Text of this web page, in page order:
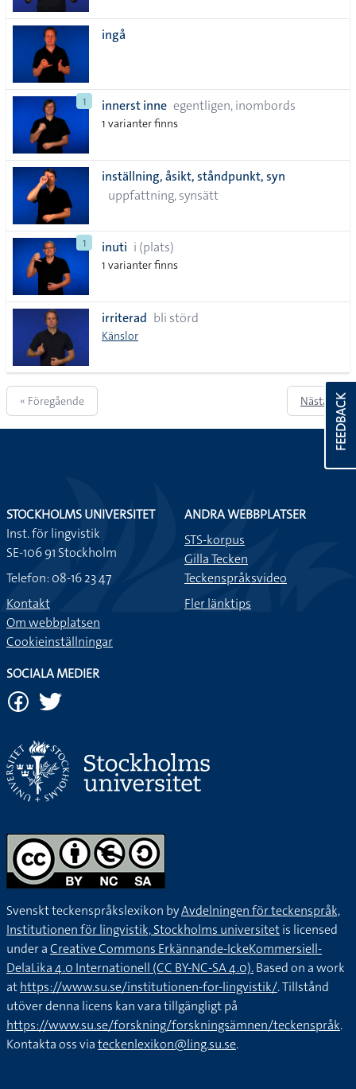
ingå
1 innerst inne egentligen, inombords
1 varianter finns
inställning, åsikt, ståndpunkt, syn
uppfattning, synsätt
1 inuti i (plats)
1 varianter finns
irriterad bli störd
Känslor
« Föregående Nästa » FEEDBACK
STOCKHOLMS UNIVERSITET
Inst. för lingvistik
SE-106 91 Stockholm
Telefon: 08-16 23 47
Kontakt
Om webbplatsen
Cookieinställningar
ANDRA WEBBPLATSER
STS-korpus
Gilla Tecken
Teckenspråksvideo
Fler länktips
SOCIALA MEDIER
Svenskt teckenspråkslexikon byAvdelningen för teckenspråk,
Institutionen för lingvistik, Stockholms universitetis licensed
under aCreative Commons Erkännande-IckeKommersiell-
DelaLika 4.0 Internationell (CC BY-NC-SA 4.0).Based on a work
athttps://www.su.se/institutionen-for-lingvistik/. Tillstånd
utöver denna licens kan vara tillgängligt på
https://www.su.se/forskning/forskningsämnen/teckenspråk.
Kontakta oss viateckenlexikon@ling.su.se.